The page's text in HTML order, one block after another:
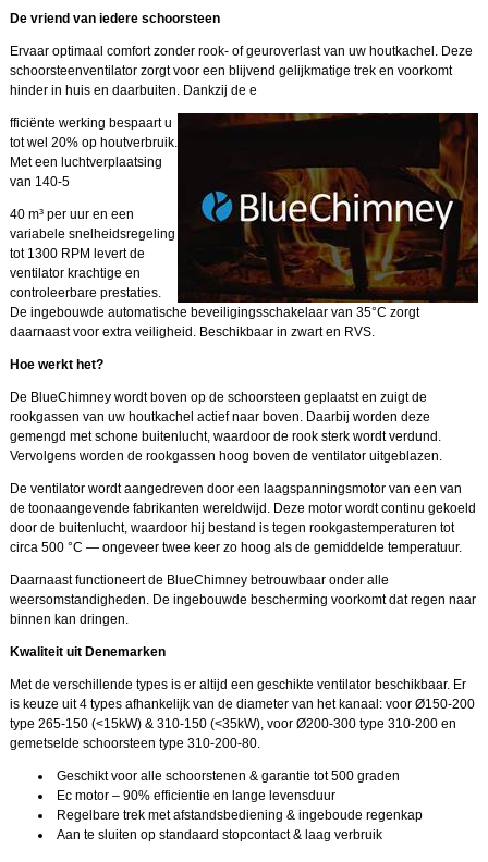
De vriend van iedere schoorsteen
Ervaar optimaal comfort zonder rook- of geuroverlast van uw houtkachel. Deze
schoorsteenventilator zorgt voor een blijvend gelijkmatige trek en voorkomt
hinder in huis en daarbuiten. Dankzij de e
fficiënte werking bespaart u
tot wel 20% op houtverbruik.
Met een luchtverplaatsing
van 140-5
40 m³ per uur en een
variabele snelheidsregeling
tot 1300 RPM levert de
ventilator krachtige en
controleerbare prestaties.
De ingebouwde automatische beveiligingsschakelaar van 35°C zorgt
daarnaast voor extra veiligheid. Beschikbaar in zwart en RVS.
Hoe werkt het?
De BlueChimney wordt boven op de schoorsteen geplaatst en zuigt de
rookgassen van uw houtkachel actief naar boven. Daarbij worden deze
gemengd met schone buitenlucht, waardoor de rook sterk wordt verdund.
Vervolgens worden de rookgassen hoog boven de ventilator uitgeblazen.
De ventilator wordt aangedreven door een laagspanningsmotor van een van
de toonaangevende fabrikanten wereldwijd. Deze motor wordt continu gekoeld
door de buitenlucht, waardoor hij bestand is tegen rookgastemperaturen tot
circa 500 °C — ongeveer twee keer zo hoog als de gemiddelde temperatuur.
Daarnaast functioneert de BlueChimney betrouwbaar onder alle
weersomstandigheden. De ingebouwde bescherming voorkomt dat regen naar
binnen kan dringen.
Kwaliteit uit Denemarken
Met de verschillende types is er altijd een geschikte ventilator beschikbaar. Er
is keuze uit 4 types afhankelijk van de diameter van het kanaal: voor Ø150-200
type 265-150 (<15kW) & 310-150 (<35kW), voor Ø200-300 type 310-200 en
gemetselde schoorsteen type 310-200-80.
Geschikt voor alle schoorstenen & garantie tot 500 graden
Ec motor – 90% efficientie en lange levensduur
Regelbare trek met afstandsbediening & ingeboude regenkap
Aan te sluiten op standaard stopcontact & laag verbruik